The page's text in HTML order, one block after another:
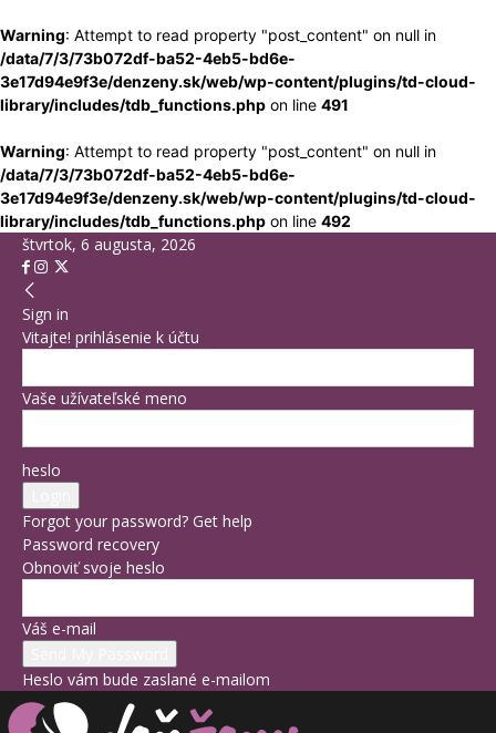
Warning: Attempt to read property "post_content" on null in
/data/7/3/73b072df-ba52-4eb5-bd6e-
3e17d94e9f3e/denzeny.sk/web/wp-content/plugins/td-cloud-
library/includes/tdb_functions.php on line 491
Warning: Attempt to read property "post_content" on null in
/data/7/3/73b072df-ba52-4eb5-bd6e-
3e17d94e9f3e/denzeny.sk/web/wp-content/plugins/td-cloud-
library/includes/tdb_functions.php on line 492
štvrtok, 6 augusta, 2026
Sign in
Vitajte! prihlásenie k účtu
Vaše užívateľské meno
heslo
Forgot your password? Get help
Password recovery
Obnoviť svoje heslo
Váš e-mail
Heslo vám bude zaslané e-mailom